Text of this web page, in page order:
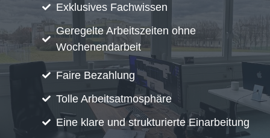
Exklusives Fachwissen
Geregelte Arbeitszeiten ohne
Wochenendarbeit
Faire Bezahlung
Tolle Arbeitsatmosphäre
Eine klare und strukturierte Einarbeitung